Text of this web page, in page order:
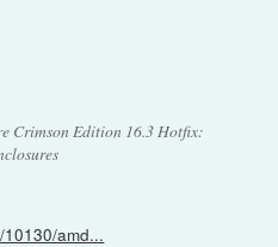
Crimson Edition 16.3 Hotfix:
amd...